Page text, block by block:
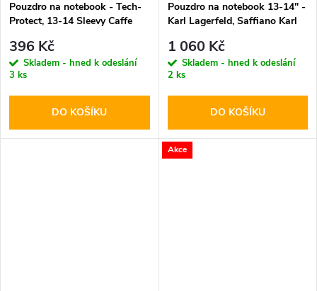
Pouzdro na notebook - Tech-
Protect, 13-14 Sleevy Caffe
396 Kč
Skladem - hned k odeslání
3 ks
DO KOŠÍKU
Pouzdro na notebook 13-14" -
Karl Lagerfeld, Saffiano Karl
1 060 Kč
Skladem - hned k odeslání
2 ks
DO KOŠÍKU
Akce